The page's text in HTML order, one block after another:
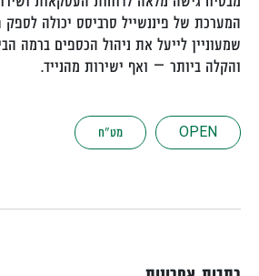
המערכת של פיננשייל סרביסס יכולה
שמעוניין לייעל את ניהול הכספים ברמה
והקלה ביותר – ואף ישירות מהנייד.
OPEN מט"ח